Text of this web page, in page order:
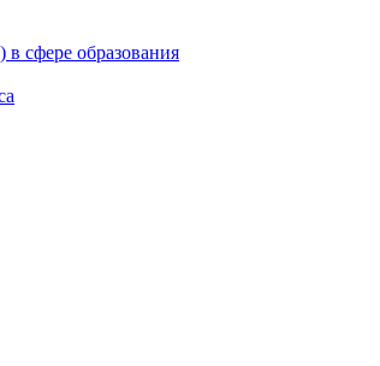
сфере образования